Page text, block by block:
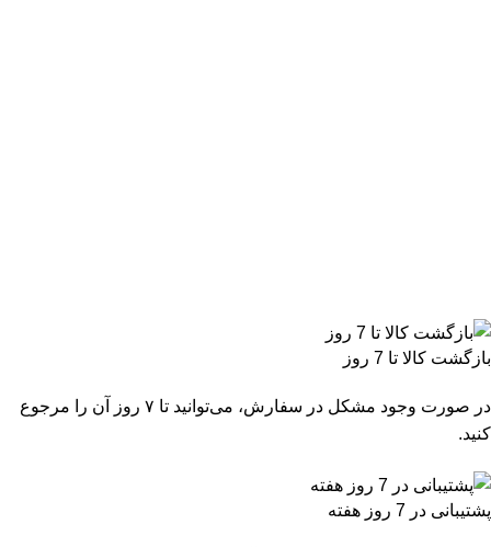
بازگشت کالا تا 7 روز
در صورت وجود مشکل در سفارش، می‌توانید تا ۷ روز آن را مرجوع
کنید.
پشتیبانی در 7 روز هفته